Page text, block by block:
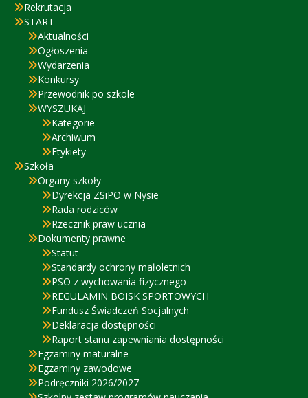
Rekrutacja
START
Aktualności
Ogłoszenia
Wydarzenia
Konkursy
Przewodnik po szkole
WYSZUKAJ
Kategorie
Archiwum
Etykiety
Szkoła
Organy szkoły
Dyrekcja ZSiPO w Nysie
Rada rodziców
Rzecznik praw ucznia
Dokumenty prawne
Statut
Standardy ochrony małoletnich
PSO z wychowania fizycznego
REGULAMIN BOISK SPORTOWYCH
Fundusz Świadczeń Socjalnych
Deklaracja dostępności
Raport stanu zapewniania dostępności
Egzaminy maturalne
Egzaminy zawodowe
Podręczniki 2026/2027